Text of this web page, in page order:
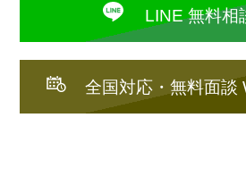
LINE 無料相
全国対応・無料面談